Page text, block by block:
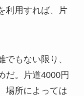
利用すれば、片
でもない限り、
だ。片道4000円
場所によっては